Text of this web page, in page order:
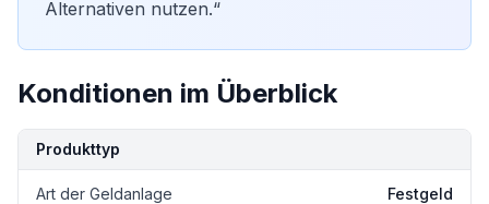
Alternativen nutzen.“
Konditionen im Überblick
KonditionDetails
Produkttyp
Art der Geldanlage Festgeld